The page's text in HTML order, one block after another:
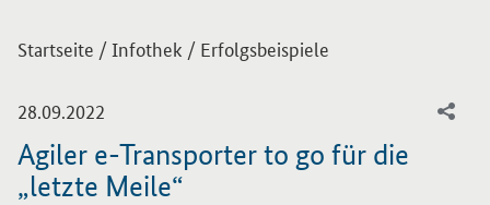
Sie sind hier:
Startseite /Infothek / Erfolgsbeispiele
28.09.2022
Agiler e-Transporter to go für die
„letzte Meile“